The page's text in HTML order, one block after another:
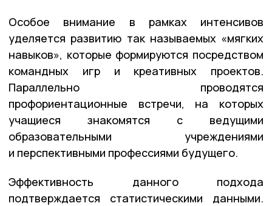
Особое внимание в рамках интенсивов
уделяется развитию так называемых «мягких
навыков», которые формируются посредством
командных игр и креативных проектов.
Параллельно проводятся
профориентационные встречи, на которых
учащиеся знакомятся с ведущими
образовательными учреждениями
и перспективными профессиями будущего.
Эффективность данного подхода
подтверждается статистическими данными.